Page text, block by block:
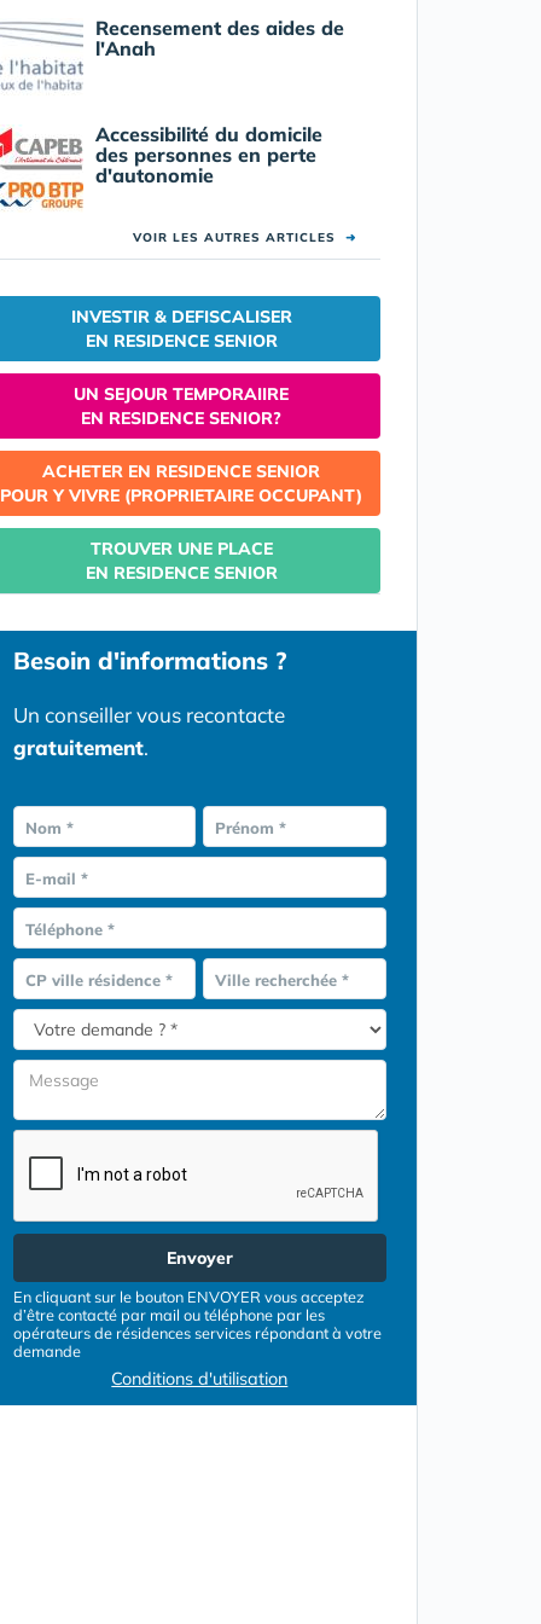
Recensement des aides de
l'Anah
Accessibilité du domicile
des personnes en perte
d'autonomie
VOIR LES AUTRES ARTICLES ➜
INVESTIR & DEFISCALISER
EN RESIDENCE SENIOR
UN SEJOUR TEMPORAIIRE
EN RESIDENCE SENIOR?
ACHETER EN RESIDENCE SENIOR
POUR Y VIVRE (PROPRIETAIRE OCCUPANT)
TROUVER UNE PLACE
EN RESIDENCE SENIOR
Besoin d'informations ?
Un conseiller vous recontacte
gratuitement.
Nom * Prénom *
E-mail *
Téléphone *
CP ville résidence * Ville recherchée *
Envoyer
En cliquant sur le bouton ENVOYER vous acceptez
d’être contacté par mail ou téléphone par les
opérateurs de résidences services répondant à votre
demande
Conditions d'utilisation